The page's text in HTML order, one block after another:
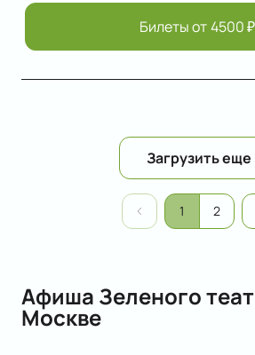
Билеты от4500₽
Загрузить еще
1 2
Афиша Зеленого
Москве